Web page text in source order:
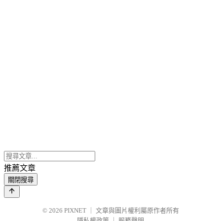
推薦文章
關閉搜尋
© 2026 PIXNET
文章與圖片權利屬原作者所有